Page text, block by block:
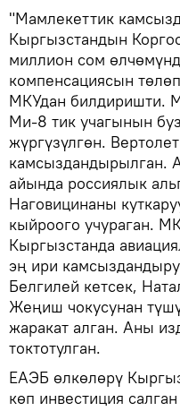
"Мамлекеттик
Кыргызстандын
миллион сом
компенсациясын
МКУдан билдиришти.
Ми-8 тик учагынын
жүргүзүлгөн.
камсыздандырылган.
айында россиялык
Наговицинаны
кыйроого учураган.
Кыргызстанда
эң ири
Белгилей кетсек,
Жеңиш чокусунан
жаракат алган. Аны
токтотулган.
ЕАЭБ өлкөлөрү
көп инвестиция